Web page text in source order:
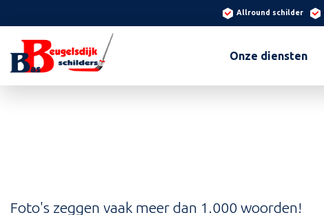
Allround schilder
Onze diensten
Foto's zeggen vaak meer dan 1.000 woorden!